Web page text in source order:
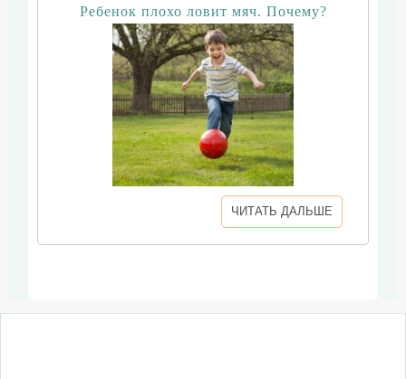
Ребенок плохо ловит мяч. Почему?
ЧИТАТЬ ДАЛЬШЕ